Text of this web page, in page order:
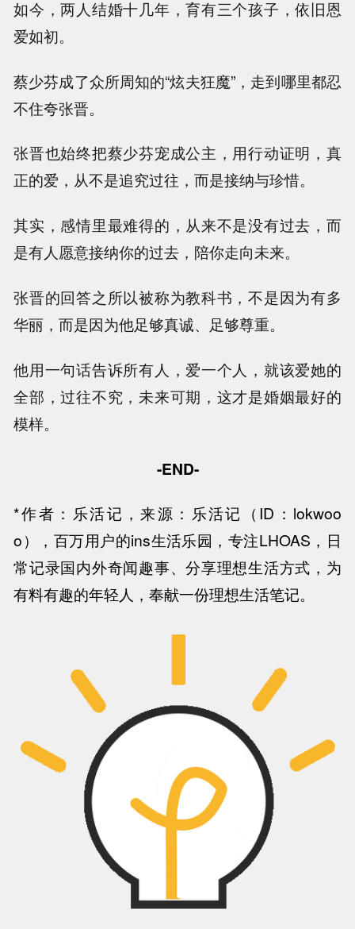
如今，两人结婚十几年，育有三个孩子，依旧恩
爱如初。
蔡少芬成了众所周知的“炫夫狂魔”，走到哪里都忍
不住夸张晋。
张晋也始终把蔡少芬宠成公主，用行动证明，真
正的爱，从不是追究过往，而是接纳与珍惜。
其实，感情里最难得的，从来不是没有过去，而
是有人愿意接纳你的过去，陪你走向未来。
张晋的回答之所以被称为教科书，不是因为有多
华丽，而是因为他足够真诚、足够尊重。
他用一句话告诉所有人，爱一个人，就该爱她的
全部，过往不究，未来可期，这才是婚姻最好的
模样。
-END-
*作者： 乐活记，来源：乐活记（ID：lokwoo
o），百万用户的ins生活乐园，专注LHOAS，日
常记录国内外奇闻趣事、分享理想生活方式，为
有料有趣的年轻人，奉献一份理想生活笔记。